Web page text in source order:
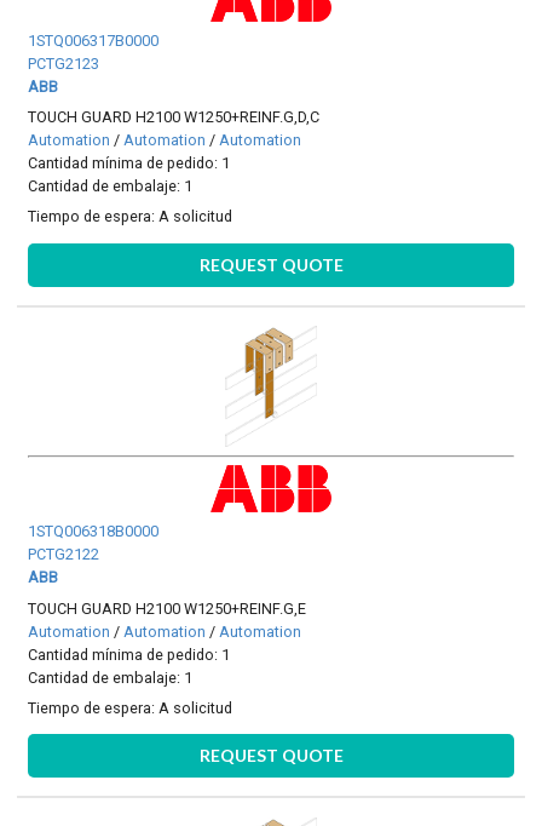
1STQ006317B0000
PCTG2123
ABB
TOUCH GUARD H2100 W1250+REINF.G,D,C
Automation /Automation /Automation
Cantidad mínima de pedido: 1
Cantidad de embalaje: 1
Tiempo de espera:A solicitud
REQUEST QUOTE
1STQ006318B0000
PCTG2122
ABB
TOUCH GUARD H2100 W1250+REINF.G,E
Automation / Automation / Automation
Cantidad mínima de pedido: 1
Cantidad de embalaje: 1
Tiempo de espera: A solicitud
REQUEST QUOTE